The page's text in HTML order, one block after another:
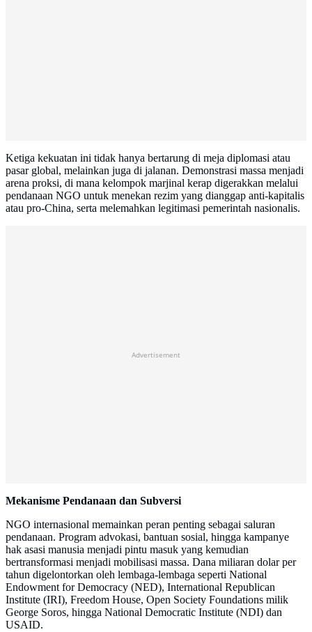
Ketiga kekuatan ini tidak hanya bertarung di meja diplomasi atau
pasar global, melainkan juga di jalanan. Demonstrasi massa menjadi
arena proksi, di mana kelompok marjinal kerap digerakkan melalui
pendanaan NGO untuk menekan rezim yang dianggap anti-kapitalis
atau pro-China, serta melemahkan legitimasi pemerintah nasionalis.
Advertisement
Mekanisme Pendanaan dan Subversi
NGO internasional memainkan peran penting sebagai saluran
pendanaan. Program advokasi, bantuan sosial, hingga kampanye
hak asasi manusia menjadi pintu masuk yang kemudian
bertransformasi menjadi mobilisasi massa. Dana miliaran dolar per
tahun digelontorkan oleh lembaga-lembaga seperti National
Endowment for Democracy (NED), International Republican
Institute (IRI), Freedom House, Open Society Foundations milik
George Soros, hingga National Democratic Institute (NDI) dan
USAID.